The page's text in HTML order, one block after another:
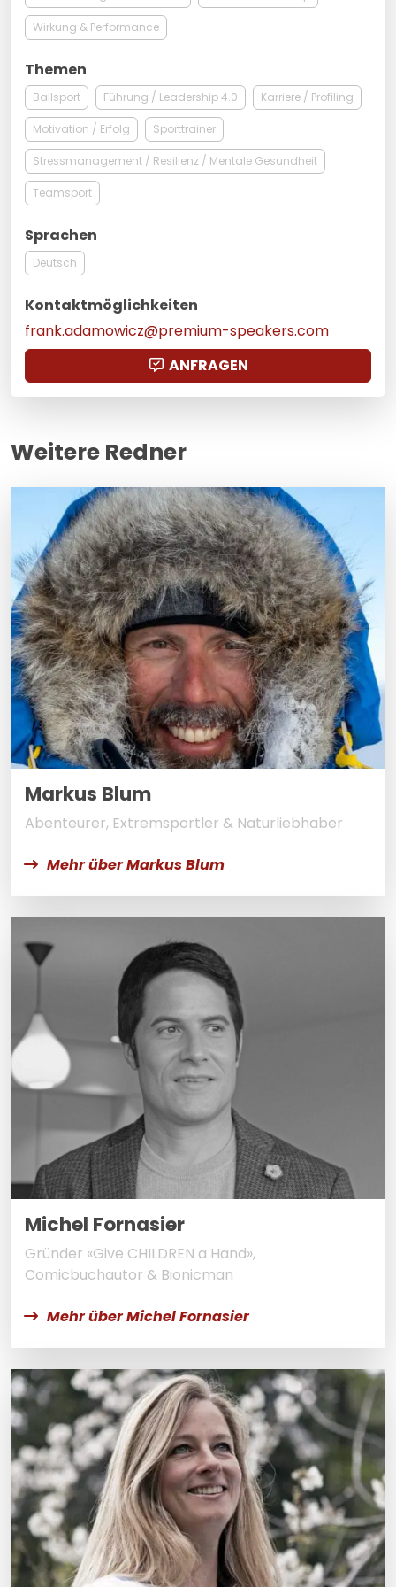
Wirkung & Performance
Themen
Ballsport Führung / Leadership 4.0 Karriere / Profiling
Motivation / Erfolg Sporttrainer
Stressmanagement / Resilienz / Mentale Gesundheit
Teamsport
Sprachen
Deutsch
Kontaktmöglichkeiten
frank.adamowicz@premium-speakers.com
ANFRAGEN
Weitere Redner
Markus Blum
Abenteurer, Extremsportler & Naturliebhaber
Mehr über Markus Blum
Michel Fornasier
Gründer «Give CHILDREN a Hand»,
Comicbuchautor & Bionicman
Mehr über Michel Fornasier